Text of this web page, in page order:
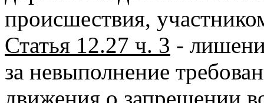
происшествия,
Статья 12.27 ч. 3 -
за невыполнение
движения о запрещении